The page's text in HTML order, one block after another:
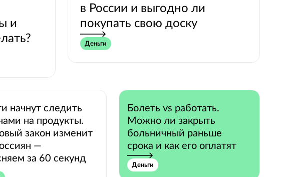
и
в России и выгодно ли
покупать свою доску
Деньги
начнут следить
на продукты.
закон изменит
—
за 60 секунд
Болеть vs работать.
Можно ли закрыть
больничный раньше
срока и как его оплатят
Деньги